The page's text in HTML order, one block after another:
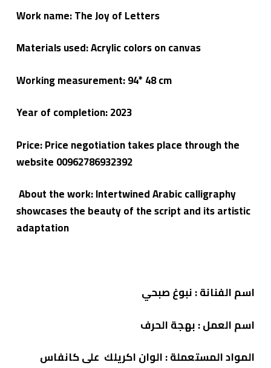
Work name: The Joy of Letters
Materials used: Acrylic colors on canvas
Working measurement: 94
* 48 cm
Year of completion:2023
Price: Price negotiation takes place through the
website 00962786932392
About the work: Intertwined Arabic calligraphy
showcases the beauty of the script and its artistic
adaptation
اسم الفنانة : نبوغ صبحي
اسم العمل : بهجة الحرف
المواد المستعملة : الوان اكريلك على كانفاس